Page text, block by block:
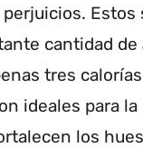
Estos
cantidad de
tres
ideales para
los